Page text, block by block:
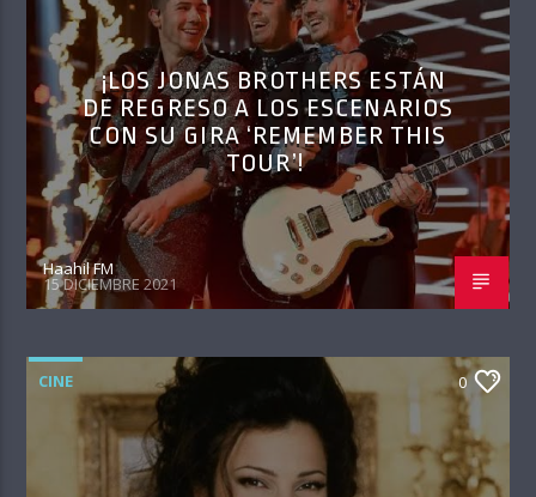
¡LOS JONAS BROTHERS ESTÁN
DE REGRESO A LOS ESCENARIOS
CON SU GIRA ‘REMEMBER THIS
TOUR’!
Haahil FM
15 DICIEMBRE 2021
CINE 0